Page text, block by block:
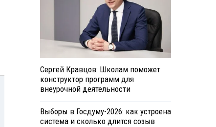
Сергей Кравцов: Школам поможет
конструктор программ для
внеурочной деятельности
Выборы в Госдуму-2026: как устроена
система и сколько длится созыв